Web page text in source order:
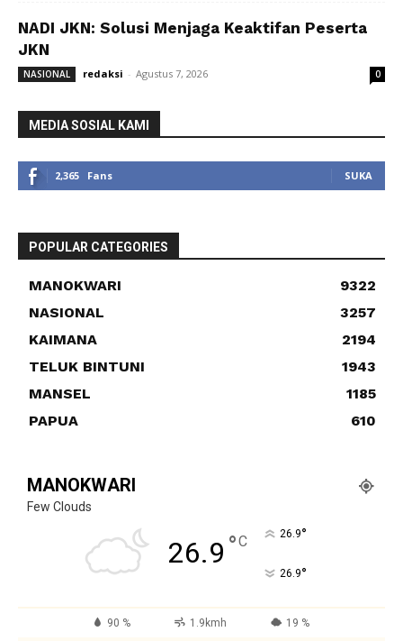
NADI JKN: Solusi Menjaga Keaktifan Peserta
JKN
NASIONAL redaksi - Agustus 7, 2026 0
MEDIA SOSIAL KAMI
2,365 Fans SUKA
POPULAR CATEGORIES
MANOKWARI
9322
NASIONAL
3257
KAIMANA
2194
TELUK BINTUNI
1943
MANSEL
1185
PAPUA
610
MANOKWARI
Few Clouds
26.9 °C 26.9°
26.9°
90 % 1.9kmh 19 %